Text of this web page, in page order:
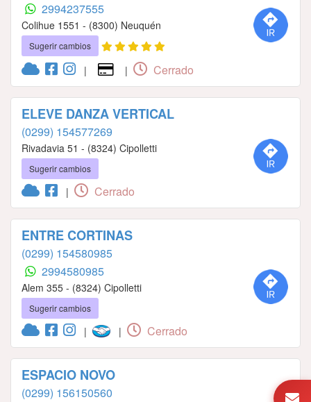
2994237555
Colihue 1551 - (8300) Neuquén
Sugerir cambios
| | Cerrado
ELEVE DANZA VERTICAL
(0299) 154577269
Rivadavia 51 - (8324) Cipolletti
Sugerir cambios
| Cerrado
ENTRE CORTINAS
(0299) 154580985
2994580985
Alem 355 - (8324) Cipolletti
Sugerir cambios
| | Cerrado
ESPACIO NOVO
(0299) 156150560